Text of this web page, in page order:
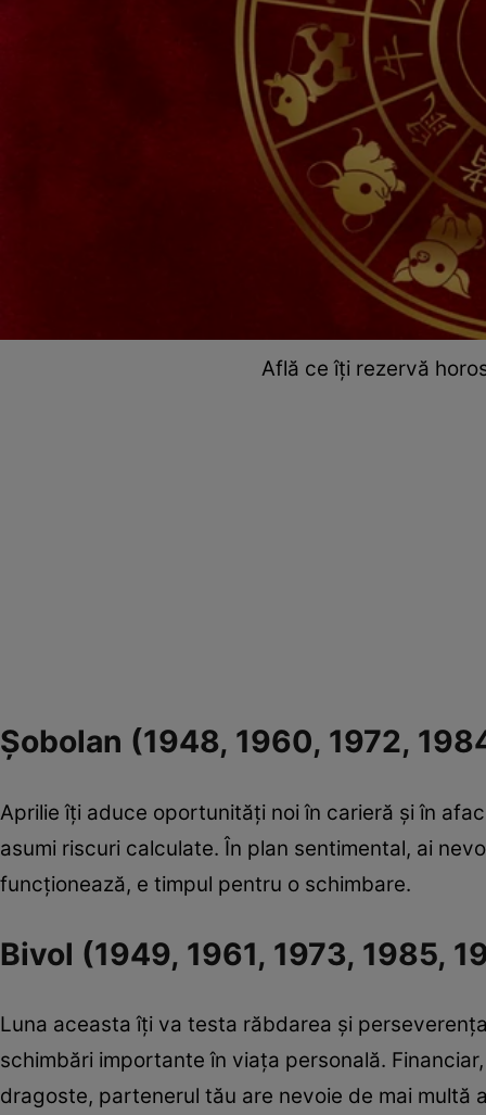
Află ce îți rezervă
Șobolan (1948, 1960, 1972,
Aprilie îți aduce oportunități noi în carieră și în
asumi riscuri calculate. În plan sentimental, ai
funcționează, e timpul pentru o schimbare.
Bivol (1949, 1961, 1973, 1985,
Luna aceasta îți va testa răbdarea și
schimbări importante în viața personală.
dragoste, partenerul tău are nevoie de mai multă